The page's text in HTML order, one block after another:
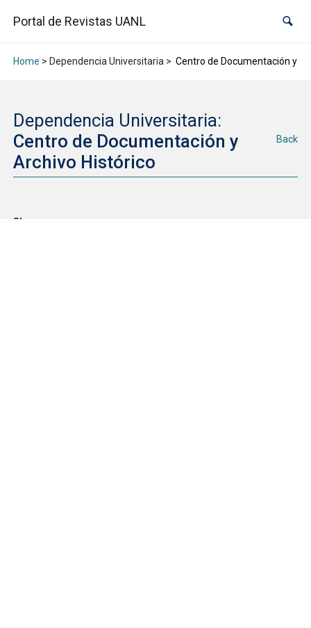
Portal de Revistas UANL
Home > Dependencia Universitaria > Centro de Documentación y
Dependencia Universitaria:
Centro de Documentación y
Archivo Histórico
Back
Share